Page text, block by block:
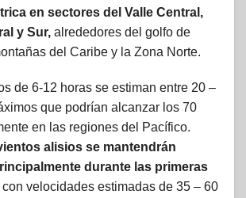
en sectores del Valle Central,
y Sur, alrededores del golfo de
del Caribe y la Zona Norte.
de 6-12 horas se estiman entre 20 –
que podrían alcanzar los 70
en las regiones del Pacífico.
alisios se mantendrán
durante las primeras
con velocidades estimadas de 35 – 60